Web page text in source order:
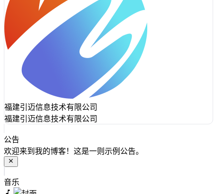
福建引迈信息技术有限公司
福建引迈信息技术有限公司
公告
欢迎来到我的博客！这是一则示例公告。
音乐